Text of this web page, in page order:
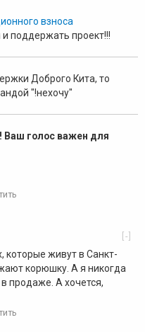
взноса
поддержать проект!!!
Доброго Кита, то
"!нехочу"
! Ваш голос важен для
[-]
которые живут в Санкт-
корюшку. А я никогда
продаже. А хочется,